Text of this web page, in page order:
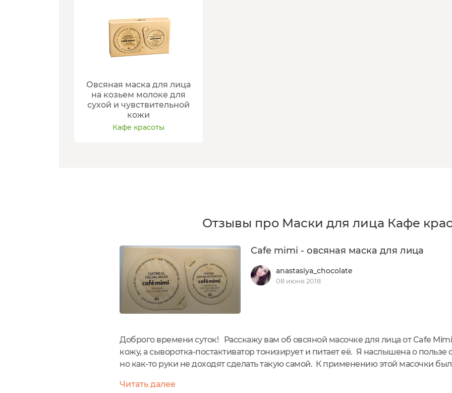
Овсяная маска для лица
на козьем молоке для
сухой и чувствительной
кожи
Кафе красоты
Отзывы про Маски для лица Кафе
Cafe mimi - овсяная маска для лица
anastasiya_chocolate
08 июня 2018
Доброго времени суток! Расскажу вам об овсяной масочке для лица от Cafe
кожу, а сыворотка-постактиватор тонизирует и питает её. Я наслышена о пользе
но как-то руки не доходят сделать такую самой. К применению этой масочки
Читать далее